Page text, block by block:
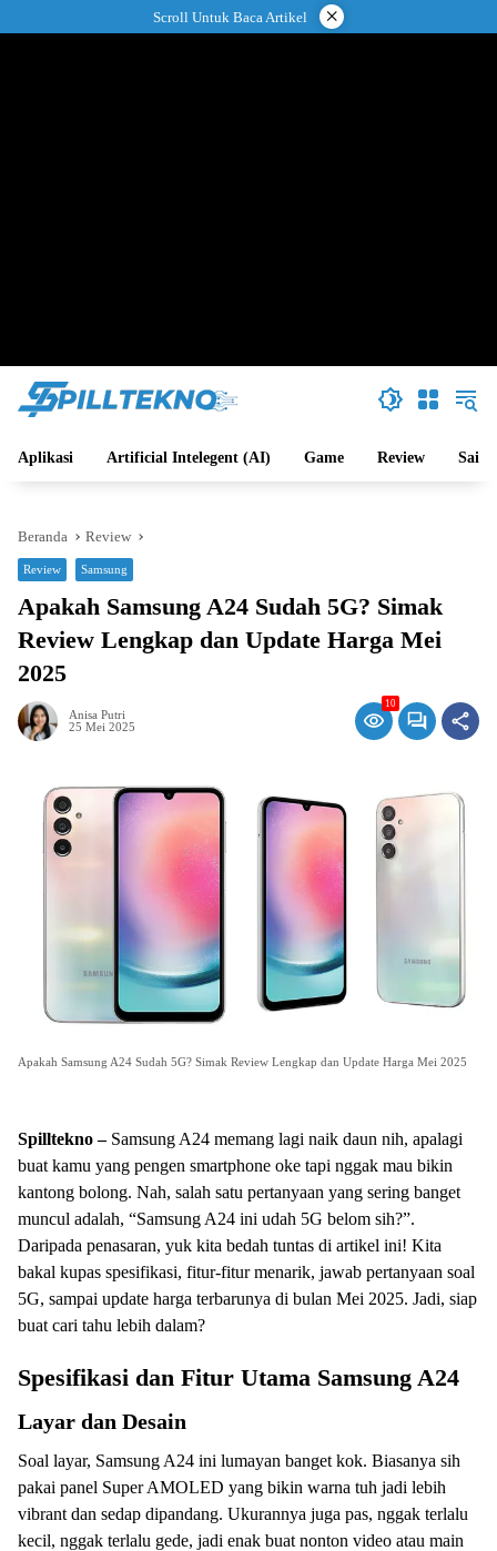
ke
Scroll Untuk Baca Artikel ×
Aplikasi Artificial Intelegent (AI) Game Review Sains
Beranda Review
Review Samsung
Apakah Samsung A24 Sudah 5G? Simak
Review Lengkap dan Update Harga Mei
2025
Anisa Putri
25 Mei 2025
10
Apakah Samsung A24 Sudah 5G? Simak Review Lengkap dan Update Harga Mei 2025
Spilltekno – Samsung A24 memang lagi naik daun nih, apalagi
buat kamu yang pengen smartphone oke tapi nggak mau bikin
kantong bolong. Nah, salah satu pertanyaan yang sering banget
muncul adalah, “Samsung A24 ini udah 5G belom sih?”.
Daripada penasaran, yuk kita bedah tuntas di artikel ini! Kita
bakal kupas spesifikasi, fitur-fitur menarik, jawab pertanyaan soal
5G, sampai update harga terbarunya di bulan Mei 2025. Jadi, siap
buat cari tahu lebih dalam?
Spesifikasi dan Fitur Utama Samsung A24
Layar dan Desain
Soal layar, Samsung A24 ini lumayan banget kok. Biasanya sih
pakai panel Super AMOLED yang bikin warna tuh jadi lebih
vibrant dan sedap dipandang. Ukurannya juga pas, nggak terlalu
kecil, nggak terlalu gede, jadi enak buat nonton video atau main